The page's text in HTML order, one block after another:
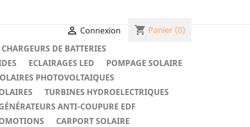
 Connexion shopping_cart Panier (0)
CHARGEURS DE BATTERIES
ECLAIRAGES LED
POMPAGE SOLAIRE
PHOTOVOLTAIQUES
TURBINES HYDROELECTRIQUES
ANTI-COUPURE EDF
CARPORT SOLAIRE